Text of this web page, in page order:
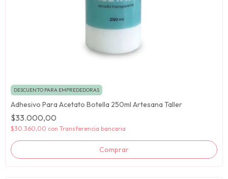
DESCUENTO PARA EMPREDEDORAS
Adhesivo Para Acetato Botella 250ml Artesana Taller
$33.000,00
$30.360,00 con Transferencia bancaria